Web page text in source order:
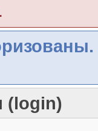
(login)